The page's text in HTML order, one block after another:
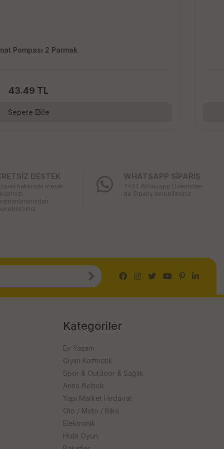
Pompası 2 Parmak
43.49 TL
Sepete Ekle
DESTEK
hakkında merak
WHATSAPP SİPARİŞ
7x24 Whatsapp Üzerinden
de Sipariş Verebilirsiniz.
Kategoriler
Ev Yaşam
Giyim Kozmetik
Spor & Outdoor & Sağlık
Anne Bebek
Yapı Market Hırdavat
Oto / Moto / Bike
Elektronik
Hobi Oyun